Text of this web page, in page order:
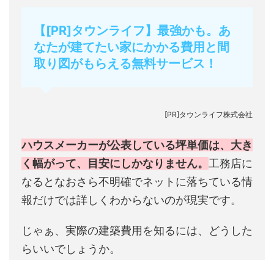
【[PR]タウンライフ】最強かも。あ
なたが建てたい家にかかる費用と間
取り図がもらえる無料サービス！
[PR]タウンライフ株式会社
ハウスメーカーが公表している坪単価は、大き
く幅がって、目安にしかなりません。 工務店に
なるとなおさら不明確でネットに落ちている情
報だけでは詳しくわからないのが現実です。
じゃぁ、実際の建築費用を知るには、どうした
らいいでしょうか。